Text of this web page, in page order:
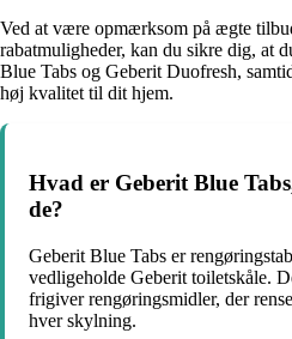
Ved at være opmærksom på ægte
rabatmuligheder, kan du sikre dig, at
Blue Tabs og Geberit Duofresh,
høj kvalitet til dit hjem.
Hvad er Geberit Blue
de?
Geberit Blue Tabs er
vedligeholde Geberit toiletskåle.
frigiver rengøringsmidler, der
hver skylning.